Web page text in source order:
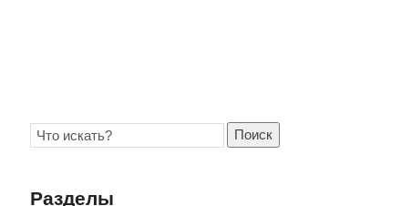
Поиск
Разделы